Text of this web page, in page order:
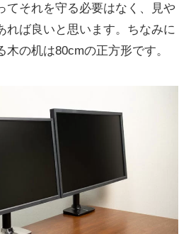
てそれを守る必要はなく、見や
れば良いと思います。ちなみに
の机は80cmの正方形です。